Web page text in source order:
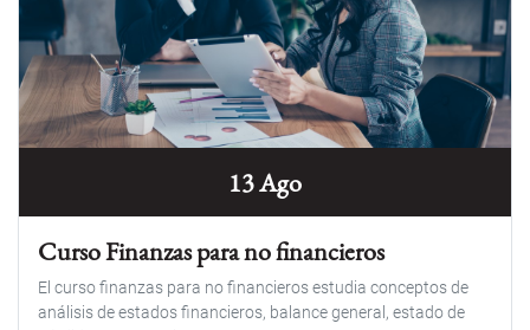
13 Ago
Curso Finanzas para no financieros
El curso finanzas para no financieros estudia conceptos de
análisis de estados financieros, balance general, estado de